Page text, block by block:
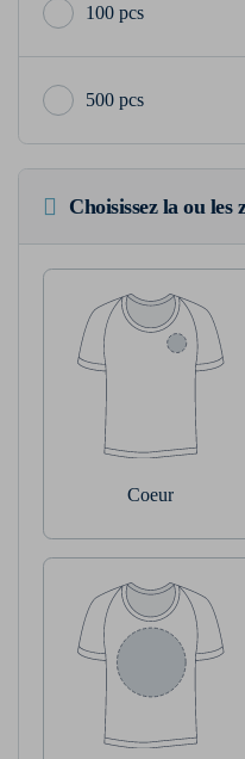
100 pcs
500 pcs
Choisissez la ou les
Coeur